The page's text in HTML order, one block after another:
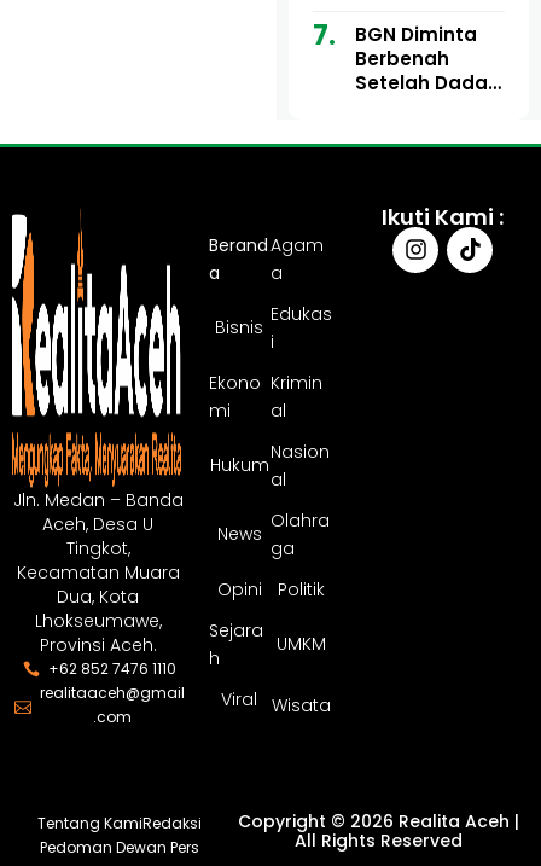
Sepenuhnya
Tuntas
Ulee Lheue, 14
Orang Derita
Luka Bakar
BGN Diminta
Berbenah
Setelah Dadan
Jln. Medan – Banda
Aceh, Desa U
Tingkot,
Kecamatan Muara
Dua, Kota
Lhokseumawe,
Provinsi Aceh.
+62 852 7476 1110
realitaaceh@gmail
.com
Berand
a
Agam
a
Bisnis
Edukas
i
Ekono
mi
Krimin
al
Hukum
Nasion
al
News
Olahra
ga
Opini
Politik
Sejara
h
UMKM
Viral Wisata
Ikuti Kami :
Tentang KamiRedaksi
Pedoman Dewan Pers
Copyright © 2026 Realita Aceh |
All Rights Reserved